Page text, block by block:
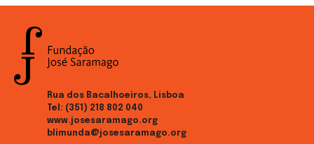
Rua dos Bacalhoeiros, Lisboa
Tel: (351) 218 802 040
www.josesaramago.org
blimunda@josesaramago.org